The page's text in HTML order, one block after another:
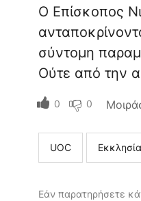
Ο Επίσκοπος
σύντομη
Ούτε από την
0 0
UOC
Εάν παρατηρήσετε